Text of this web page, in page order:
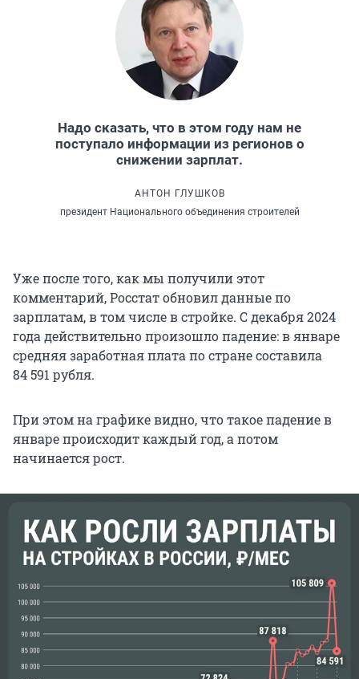
Надо сказать, что в этом году нам не
поступало информации из регионов о
снижении зарплат.
АНТОН ГЛУШКОВ
президент Национального объединения строителей
Уже после того, как мы получили этот
комментарий, Росстат обновил данные по
зарплатам, в том числе в стройке. С декабря 2024
года действительно произошло падение: в январе
средняя заработная плата по стране составила
84 591 рубля.
При этом на графике видно, что такое падение в
январе происходит каждый год, а потом
начинается рост.